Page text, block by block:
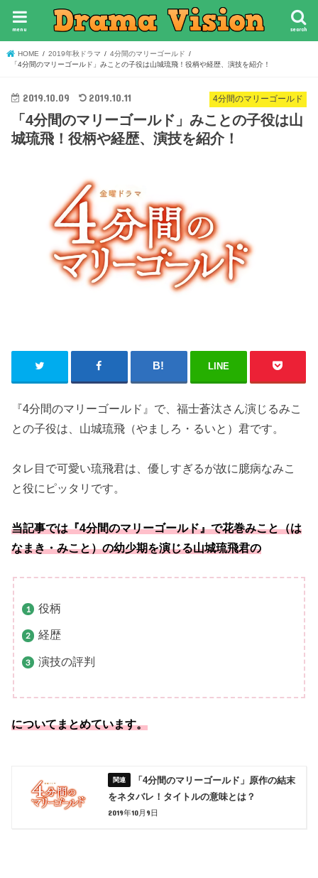
search
menu
HOME 2019年秋ドラマ
4分間のマリーゴールド
「4分間のマリーゴールド」みことの子役は山城琉飛！役柄や経歴、演技を紹介！
4分間のマリーゴールド
2019.10.09 2019.10.11
「4分間のマリーゴールド」みことの子役は山
城琉飛！役柄や経歴、演技を紹介！
LINE
『4分間のマリーゴールド』で、福士蒼汰さん演じるみこ
との子役は、山城琉飛（やましろ・るいと）君です。
タレ目で可愛い琉飛君は、優しすぎるが故に臆病なみこ
と役にピッタリです。
当記事では『4分間のマリーゴールド』で花巻みこと（は
なまき・みこと）の幼少期を演じる山城琉飛君の
役柄
経歴
演技の評判
についてまとめています。
「4分間のマリーゴールド」原作の結末
をネタバレ！タイトルの意味とは？
2019年10月9日